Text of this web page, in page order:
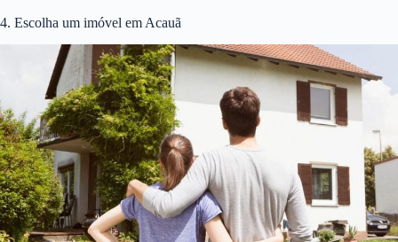
4. Escolha um imóvel em Acauã